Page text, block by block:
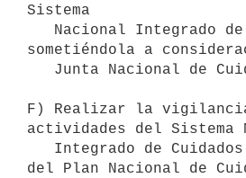
Sistema
sometiéndola a
F) Realizar la
actividades del Sistema
del Plan Nacional de